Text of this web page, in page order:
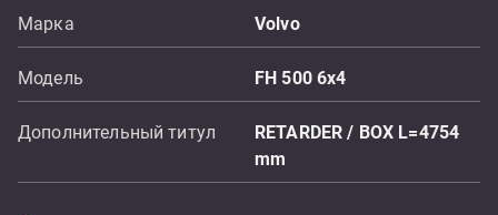
Марка Volvo
Модель FH 500 6x4
Дополнительный титул
RETARDER / BOX L=4754
mm